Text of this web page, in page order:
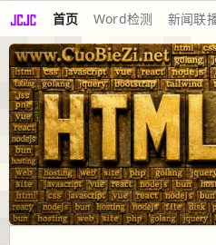
首页 Word检测 新闻联